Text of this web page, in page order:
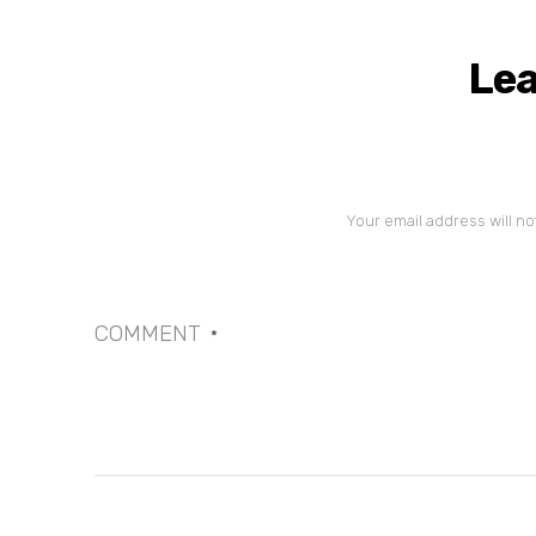
Your email address will
COMMENT *